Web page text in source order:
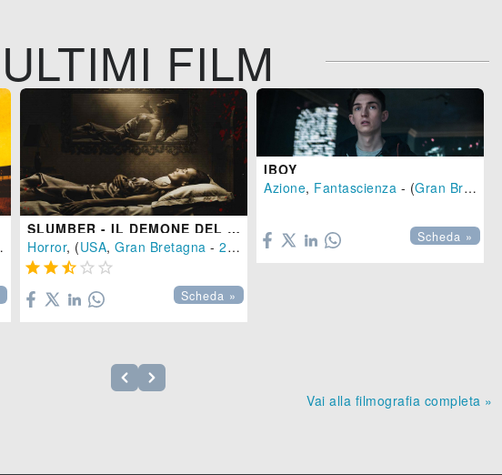
ULTIMI FILM
- ( Gran Bretagna,USA-2018), 134 min.
SLUMBER - IL DEMONE DEL SONNO
Horror, (USA, Gran Bretagna - 2017
), 84 min.
    
Scheda »
IBOY
Azione, Fantascienza - (Gran Bretagna
Scheda »
Vai alla filmografia completa »